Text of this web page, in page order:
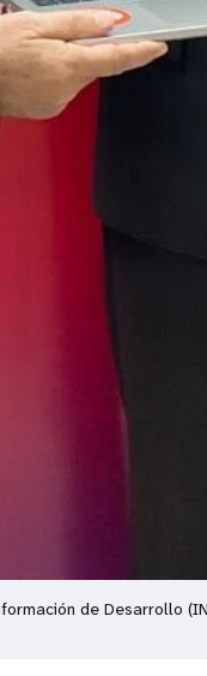
de Desarrollo